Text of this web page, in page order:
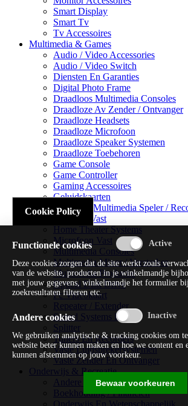
Smart Display
Smart Tv
Tv Accessoires
Multimedia & Games
Audio / Video Accessories
Audio / Video Switch
Diensten En Garanties
Digital Photo Frame
Draadloos Multimedia Consoles
Draadloze Av Zender / Ontvanger
Draadloze Headsets
Draadloze Microfoon
Draadloze Speaker Systemen
Draadloze Toebehoren
Game Console
Game Controller
Gaming Accessoires
Geluidskaarten
Handheld Multimedia Speler /
Headsets Vast
Home Theater Systems
Microfoon Vast
Multimedia Consoles
Multimedia Mixer / Versterker
Multimedia Productie
Optical Disk Drive
Pc Videokaart
Repeater / Extender
Sound Systems Hi-fi
Splitter
Tuners En Recorders
Vaste Luidsprekersystemen
Vaste Zender En Ontvanger
Onderwijs & Recreatie
Andere Beveiligingssoftware
Boekhouding / Financiën
Cookie Policy
Functionele cookies
Deze cookies zorgen dat de site werkt zoals
van de website, producten in je winkelmandje
met jouw gegevens, winkelmandje het formulier
zoekresultaten filteren etc.
Andere cookies
We gebruiken analytische & tracking cookies om
website beter kunnen maken en hoe we content en
kunnen afstemmen op jouw voorkeur.
Bewaar voorkeuren